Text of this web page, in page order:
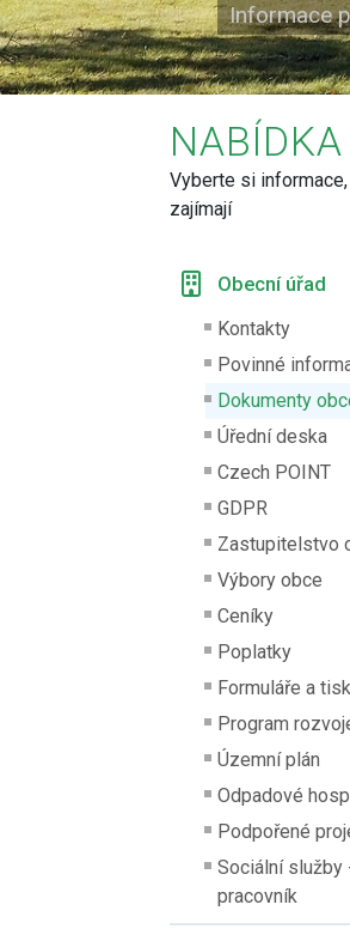
Informace
NABÍDKA
Vyberte si
zajímají
Obecní úřad
Kontakty
Povinné
Dokumenty
Úřední deska
Czech POINT
GDPR
Zastupitelstvo
Výbory obce
Ceníky
Poplatky
Formuláře a
Program
Územní plán
Odpadové
Podpořené
Sociální služby
pracovník